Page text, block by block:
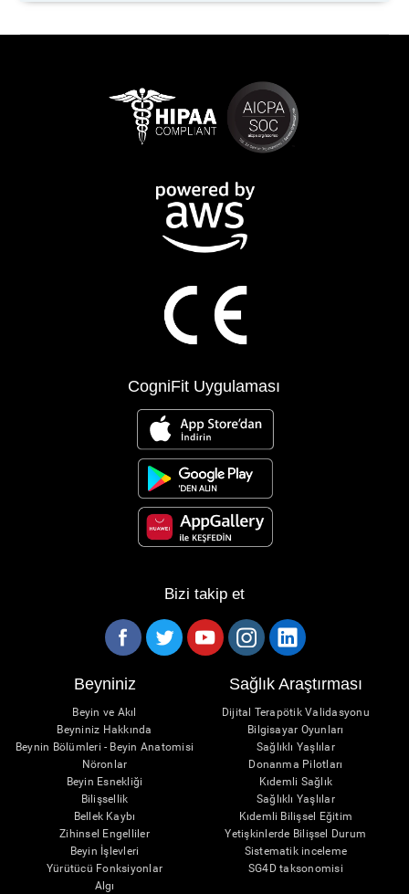
CogniFit Uygulaması
Bizi takip et
Beyniniz
Beyin ve Akıl
Beyniniz Hakkında
Beynin Bölümleri - Beyin Anatomisi
Nöronlar
Beyin Esnekliği
Bilişsellik
Bellek Kaybı
Zihinsel Engelliler
Beyin İşlevleri
Yürütücü Fonksiyonlar
Algı
Sağlık Araştırması
Dijital Terapötik Validasyonu
Bilgisayar Oyunları
Sağlıklı Yaşlılar
Donanma Pilotları
Kıdemli Sağlık
Sağlıklı Yaşlılar
Kıdemli Bilişsel Eğitim
Yetişkinlerde Bilişsel Durum
Sistematik inceleme
SG4D taksonomisi